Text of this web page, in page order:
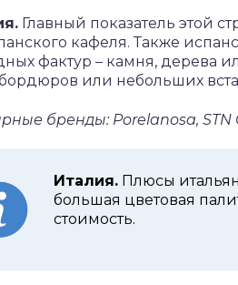
Главный показатель этой
кафеля. Также
фактур – камня, дерева
или небольших
бренды: Porelanosa, STN
Италия. Плюсы
большая цветовая
стоимость.